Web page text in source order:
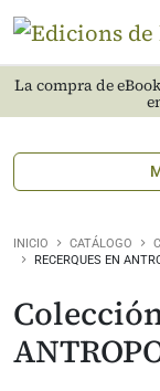
La compra de
INICIO CATÁLOGO
RECERQUES EN